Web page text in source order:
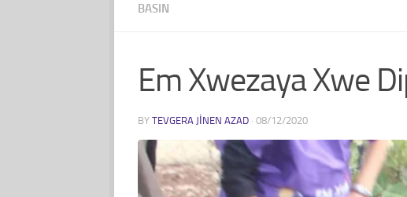
BASIN
Em Xwezaya Xwe
BY TEVGERA JINEN AZAD · 08/12/2020